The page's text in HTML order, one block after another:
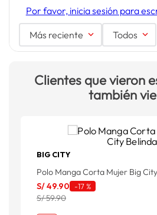
Por favor, inicia sesión para
Más reciente Todos
Clientes que vieron
también
BIG CITY
Polo Manga Corta Mujer Big
S/49.90 -17 %
S/ 59.90